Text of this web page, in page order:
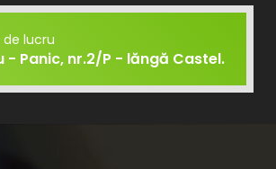
lucru
- Panic, nr.2/P - lăngă Castel.